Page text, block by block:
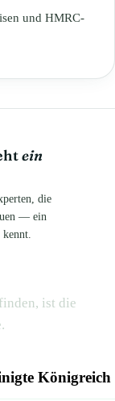
und HMRC-
ein
die
— ein
ist die
Königreich